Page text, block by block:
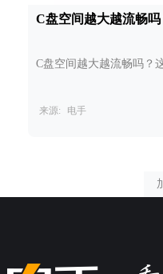
C盘空间越大越流畅
C盘空间越大越流畅吗
来源: 电手